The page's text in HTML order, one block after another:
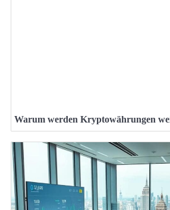
Warum werden Kryptowährungen